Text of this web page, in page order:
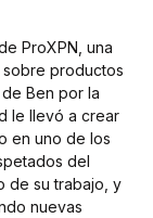
ProXPN, una
productos
Ben por la
le llevó a crear
en uno de los
del
de su trabajo, y
nuevas